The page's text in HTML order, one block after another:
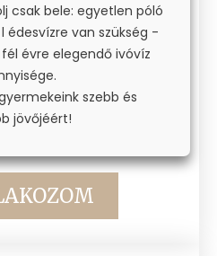
csak bele: egyetlen póló
édesvízre van szükség -
évre elegendő ivóvíz
szebb és
jövőjéért!